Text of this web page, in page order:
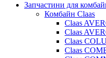
Запчастини для
Комбайн Claas
Claas
Claas
Claas
Claas